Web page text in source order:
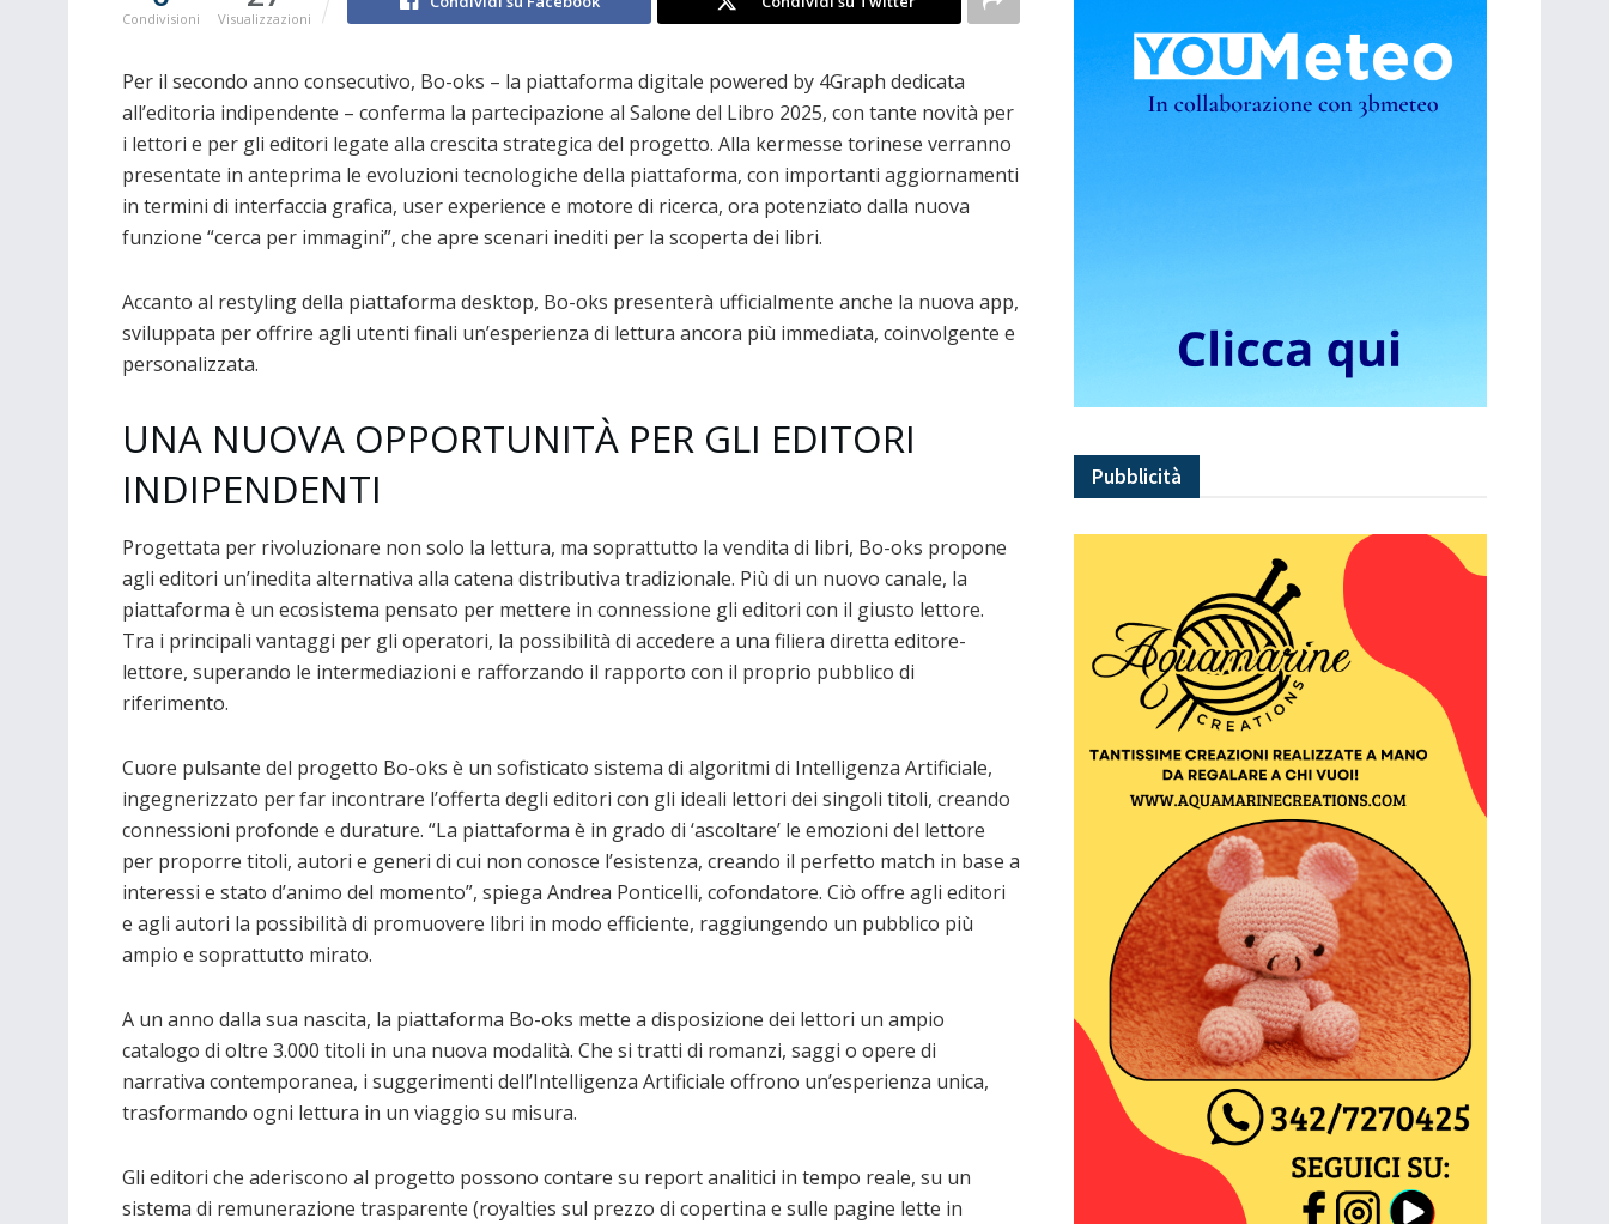
Condivisioni Visualizzazioni
Per il secondo anno consecutivo, Bo-oks – la piattaforma digitale powered by 4Graph dedicata
all’editoria indipendente – conferma la partecipazione al Salone del Libro 2025, con tante novità per
i lettori e per gli editori legate alla crescita strategica del progetto. Alla kermesse torinese verranno
presentate in anteprima le evoluzioni tecnologiche della piattaforma, con importanti aggiornamenti
in termini di interfaccia grafica, user experience e motore di ricerca, ora potenziato dalla nuova
funzione “cerca per immagini”, che apre scenari inediti per la scoperta dei libri.
Accanto al restyling della piattaforma desktop, Bo-oks presenterà ufficialmente anche la nuova app,
sviluppata per offrire agli utenti finali un’esperienza di lettura ancora più immediata, coinvolgente e
personalizzata.
UNA NUOVA OPPORTUNITÀ PER GLI EDITORI
INDIPENDENTI
Progettata per rivoluzionare non solo la lettura, ma soprattutto la vendita di libri, Bo-oks propone
agli editori un’inedita alternativa alla catena distributiva tradizionale. Più di un nuovo canale, la
piattaforma è un ecosistema pensato per mettere in connessione gli editori con il giusto lettore.
Tra i principali vantaggi per gli operatori, la possibilità di accedere a una filiera diretta editore-
lettore, superando le intermediazioni e rafforzando il rapporto con il proprio pubblico di
riferimento.
Cuore pulsante del progetto Bo-oks è un sofisticato sistema di algoritmi di Intelligenza Artificiale,
ingegnerizzato per far incontrare l’offerta degli editori con gli ideali lettori dei singoli titoli, creando
connessioni profonde e durature. “La piattaforma è in grado di ‘ascoltare’ le emozioni del lettore
per proporre titoli, autori e generi di cui non conosce l’esistenza, creando il perfetto match in base a
interessi e stato d’animo del momento”, spiega Andrea Ponticelli, cofondatore. Ciò offre agli editori
e agli autori la possibilità di promuovere libri in modo efficiente, raggiungendo un pubblico più
ampio e soprattutto mirato.
A un anno dalla sua nascita, la piattaforma Bo-oks mette a disposizione dei lettori un ampio
catalogo di oltre 3.000 titoli in una nuova modalità. Che si tratti di romanzi, saggi o opere di
narrativa contemporanea, i suggerimenti dell’Intelligenza Artificiale offrono un’esperienza unica,
trasformando ogni lettura in un viaggio su misura.
Gli editori che aderiscono al progetto possono contare su report analitici in tempo reale, su un
sistema di remunerazione trasparente (royalties sul prezzo di copertina e sulle pagine lette in
Pubblicità